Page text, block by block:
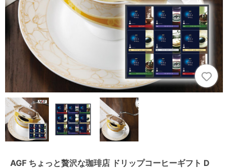
AGF ちょっと贅沢な珈琲店 ドリップコーヒーギフト D